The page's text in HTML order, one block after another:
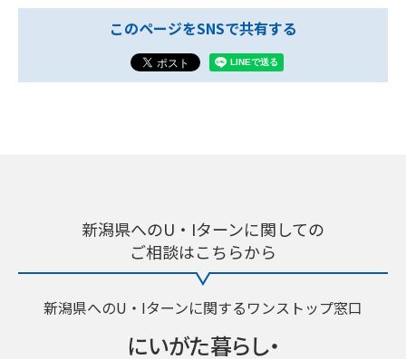
このページをSNSで共有する
新潟県へのU・Iターンに関しての
ご相談はこちらから
新潟県へのU・Iターンに関するワンストップ窓口
にいがた暮らし・